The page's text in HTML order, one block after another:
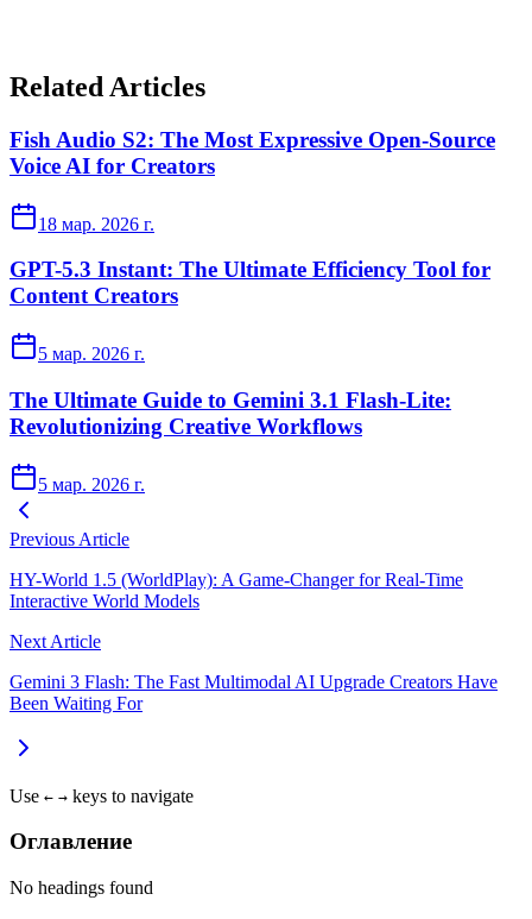
Related Articles
Fish Audio S2: The Most Expressive Open-Source
Voice AI for Creators
18 мар. 2026 г.
GPT-5.3 Instant: The Ultimate Efficiency Tool for
Content Creators
5 мар. 2026 г.
The Ultimate Guide to Gemini 3.1 Flash-Lite:
Revolutionizing Creative Workflows
5 мар. 2026 г.
Previous Article
HY-World 1.5 (WorldPlay): A Game-Changer for Real-Time
Interactive World Models
Next Article
Gemini 3 Flash: The Fast Multimodal AI Upgrade Creators Have
Been Waiting For
Use ← → keys to navigate
Оглавление
No headings found